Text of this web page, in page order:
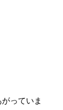
がっていま